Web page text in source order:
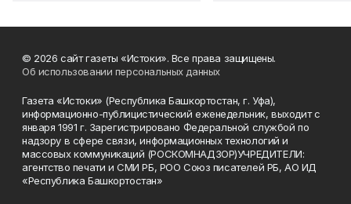
© 2026 сайт газеты «Истоки». Все права защищены.
Об использовании персональных данных
Газета «Истоки» (Республика Башкортостан, г. Уфа),
информационно-публицистический еженедельник, выходит с
января 1991 г. Зарегистрировано Федеральной службой по
надзору в сфере связи, информационных технологий и
массовых коммуникаций (РОСКОМНАДЗОР)УЧРЕДИТЕЛИ:
агентство печати и СМИ РБ, РОО Союз писателей РБ, АО ИД
«Республика Башкортостан»